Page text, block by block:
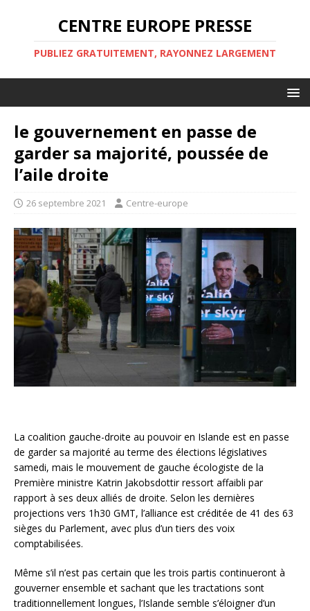
CENTRE EUROPE PRESSE
PUBLIEZ GRATUITEMENT, RAYONNEZ LARGEMENT
le gouvernement en passe de
garder sa majorité, poussée de
l’aile droite
26 septembre 2021 Centre-europe
La coalition gauche-droite au pouvoir en Islande est en passe
de garder sa majorité au terme des élections législatives
samedi, mais le mouvement de gauche écologiste de la
Première ministre Katrin Jakobsdottir ressort affaibli par
rapport à ses deux alliés de droite. Selon les dernières
projections vers 1h30 GMT, l’alliance est créditée de 41 des 63
sièges du Parlement, avec plus d’un tiers des voix
comptabilisées.
Même s’il n’est pas certain que les trois partis continueront à
gouverner ensemble et sachant que les tractations sont
traditionnellement longues, l’Islande semble s’éloigner d’un